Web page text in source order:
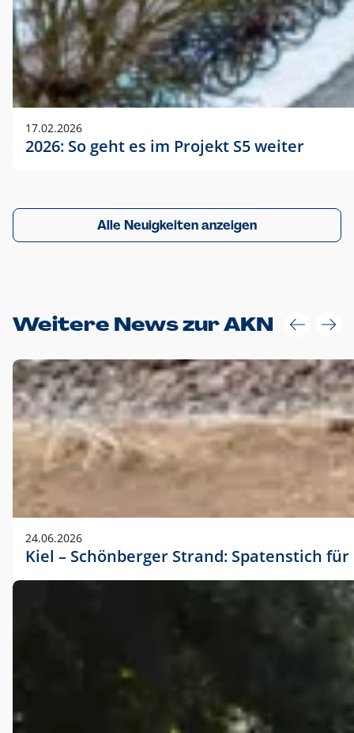
17.02.2026
2026: So geht es im Projekt S5 weiter
Alle Neuigkeiten anzeigen
Weitere News zur AKN
24.06.2026
Kiel – Schönberger Strand: Spatenstich